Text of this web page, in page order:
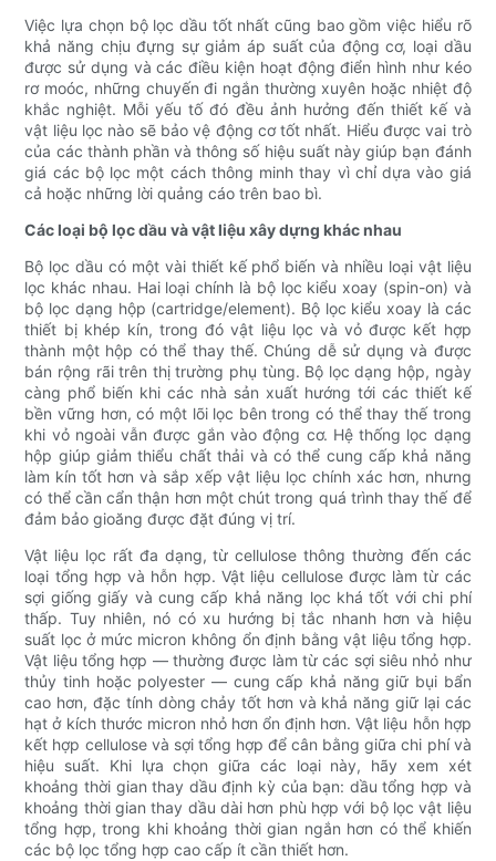
Việc lựa chọn bộ lọc dầu tốt nhất cũng bao gồm việc hiểu rõ
khả năng chịu đựng sự giảm áp suất của động cơ, loại dầu
được sử dụng và các điều kiện hoạt động điển hình như kéo
rơ moóc, những chuyến đi ngắn thường xuyên hoặc nhiệt độ
khắc nghiệt. Mỗi yếu tố đó đều ảnh hưởng đến thiết kế và
vật liệu lọc nào sẽ bảo vệ động cơ tốt nhất. Hiểu được vai trò
của các thành phần và thông số hiệu suất này giúp bạn đánh
giá các bộ lọc một cách thông minh thay vì chỉ dựa vào giá
cả hoặc những lời quảng cáo trên bao bì.
Các loại bộ lọc dầu và vật liệu xây dựng khác nhau
Bộ lọc dầu có một vài thiết kế phổ biến và nhiều loại vật liệu
lọc khác nhau. Hai loại chính là bộ lọc kiểu xoay (spin-on) và
bộ lọc dạng hộp (cartridge/element). Bộ lọc kiểu xoay là các
thiết bị khép kín, trong đó vật liệu lọc và vỏ được kết hợp
thành một hộp có thể thay thế. Chúng dễ sử dụng và được
bán rộng rãi trên thị trường phụ tùng. Bộ lọc dạng hộp, ngày
càng phổ biến khi các nhà sản xuất hướng tới các thiết kế
bền vững hơn, có một lõi lọc bên trong có thể thay thế trong
khi vỏ ngoài vẫn được gắn vào động cơ. Hệ thống lọc dạng
hộp giúp giảm thiểu chất thải và có thể cung cấp khả năng
làm kín tốt hơn và sắp xếp vật liệu lọc chính xác hơn, nhưng
có thể cần cẩn thận hơn một chút trong quá trình thay thế để
đảm bảo gioăng được đặt đúng vị trí.
Vật liệu lọc rất đa dạng, từ cellulose thông thường đến các
loại tổng hợp và hỗn hợp. Vật liệu cellulose được làm từ các
sợi giống giấy và cung cấp khả năng lọc khá tốt với chi phí
thấp. Tuy nhiên, nó có xu hướng bị tắc nhanh hơn và hiệu
suất lọc ở mức micron không ổn định bằng vật liệu tổng hợp.
Vật liệu tổng hợp — thường được làm từ các sợi siêu nhỏ như
thủy tinh hoặc polyester — cung cấp khả năng giữ bụi bẩn
cao hơn, đặc tính dòng chảy tốt hơn và khả năng giữ lại các
hạt ở kích thước micron nhỏ hơn ổn định hơn. Vật liệu hỗn hợp
kết hợp cellulose và sợi tổng hợp để cân bằng giữa chi phí và
hiệu suất. Khi lựa chọn giữa các loại này, hãy xem xét
khoảng thời gian thay dầu định kỳ của bạn: dầu tổng hợp và
khoảng thời gian thay dầu dài hơn phù hợp với bộ lọc vật liệu
tổng hợp, trong khi khoảng thời gian ngắn hơn có thể khiến
các bộ lọc tổng hợp cao cấp ít cần thiết hơn.